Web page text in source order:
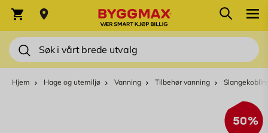
Søk
Varekurv Søk
Hjem Hage og utemiljø Vanning Tilbehør vanning
50%